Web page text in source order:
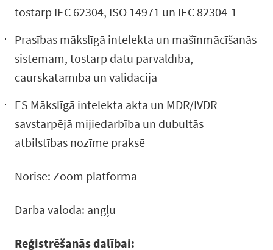
tostarp IEC 62304, ISO 14971 un IEC 82304-1
​Prasības mākslīgā intelekta un mašīnmācīšanās
sistēmām, tostarp datu pārvaldība,
caurskatāmība un validācija
​ES Mākslīgā intelekta akta un MDR/IVDR
savstarpējā mijiedarbība un dubultās
atbilstības nozīme praksē
Norise: Zoom platforma
Darba valoda: angļu
Reģistrēšanās dalībai: